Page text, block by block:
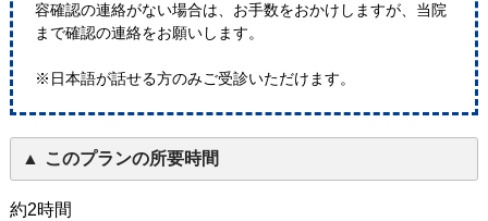
容確認の連絡がない場合は、お手数をおかけしますが、当院
まで確認の連絡をお願いします。
※日本語が話せる方のみご受診いただけます。
このプランの所要時間
約2時間